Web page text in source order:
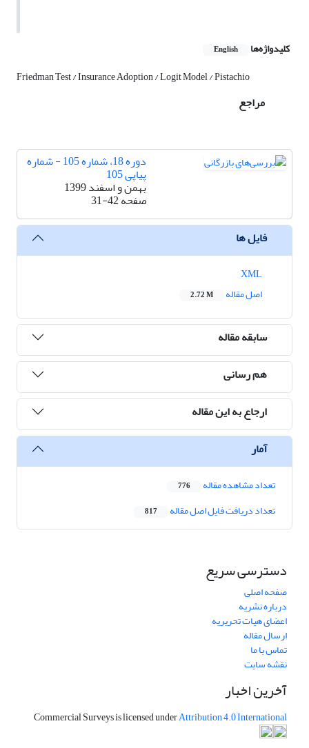
کلیدواژه‌ها English
Friedman Test / Insurance Adoption / Logit Model / Pistachio
مراجع
دوره 18، شماره 105 - شماره
پیاپی 105
بهمن و اسفند 1399
صفحه31-42
فایل ها
اصل مقاله
2.72 M
سابقه مقاله
هم رسانی
ارجاع به این مقاله
آمار
تعداد مشاهده مقاله 776
تعداد دریافت فایل اصل مقاله 817
دسترسی سریع
صفحه اصلی
درباره نشریه
اعضای هیات تحریریه
ارسال مقاله
تماس با ما
نقشه سایت
آخرین اخبار
Commercial Surveys is licensed underAttribution 4.0 International